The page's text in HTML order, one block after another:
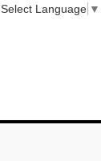
Select Language ▼